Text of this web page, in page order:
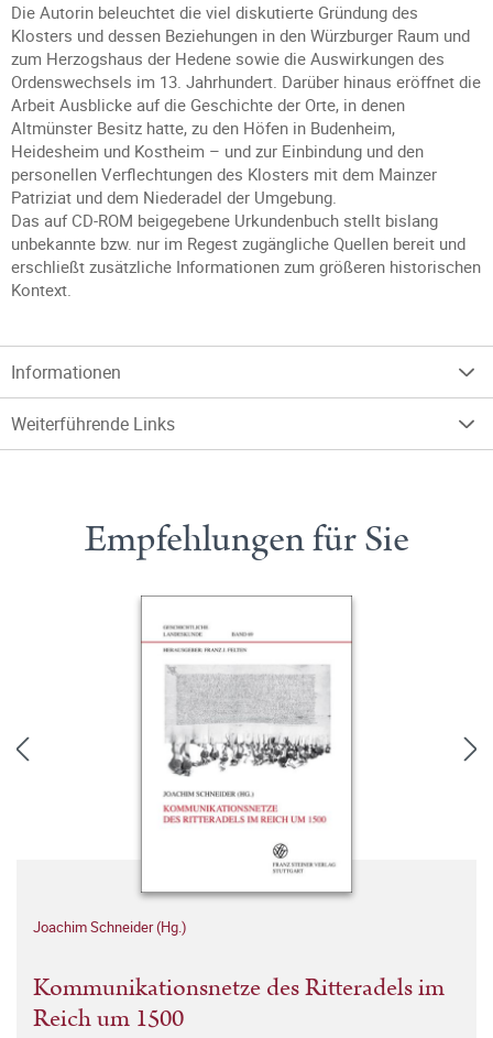
Die Autorin beleuchtet die viel diskutierte Gründung des
Klosters und dessen Beziehungen in den Würzburger Raum und
zum Herzogshaus der Hedene sowie die Auswirkungen des
Ordenswechsels im 13. Jahrhundert. Darüber hinaus eröffnet die
Arbeit Ausblicke auf die Geschichte der Orte, in denen
Altmünster Besitz hatte, zu den Höfen in Budenheim,
Heidesheim und Kostheim – und zur Einbindung und den
personellen Verflechtungen des Klosters mit dem Mainzer
Patriziat und dem Niederadel der Umgebung.
Das auf CD-ROM beigegebene Urkundenbuch stellt bislang
unbekannte bzw. nur im Regest zugängliche Quellen bereit und
erschließt zusätzliche Informationen zum größeren historischen
Kontext.
Informationen
Weiterführende Links
Empfehlungen für Sie
Joachim Schneider (Hg.)
Kommunikationsnetze des Ritteradels im
Reich um 1500